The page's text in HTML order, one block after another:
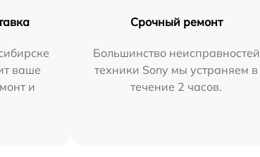
ваше
и
Срочный ремонт
Большинство неисправностей
техники Sony мы устраняем в
течение 2 часов.